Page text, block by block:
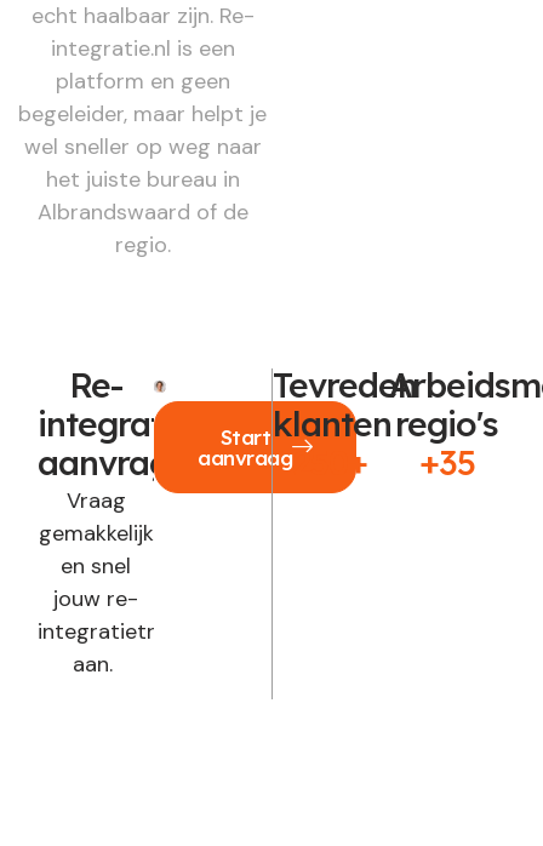
echt haalbaar zijn. Re-
integratie.nl is een
platform en geen
begeleider, maar helpt je
wel sneller op weg naar
het juiste bureau in
Albrandswaard of de
regio.
Re-
integratie
aanvragen?
Vraag
gemakkelijk
en snel
jouw re-
integratietraject
aan.
Start
aanvraag
Tevreden
klanten
250+
regio's
+35